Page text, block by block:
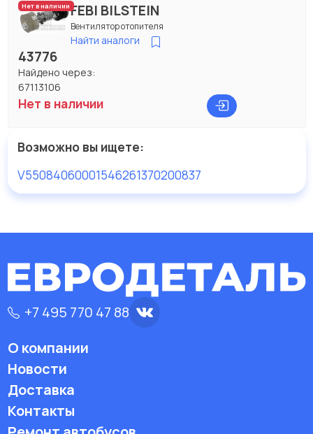
Нет в наличииFEBI BILSTEIN
Вентилятор отопителя
Найти аналоги
43776
Найдено через:
67113106
Нет в наличии
Возможно вы ищете:
V55084060001546261370200837
+7 495 770 47 88
О компании
Новости
Доставка
Контакты